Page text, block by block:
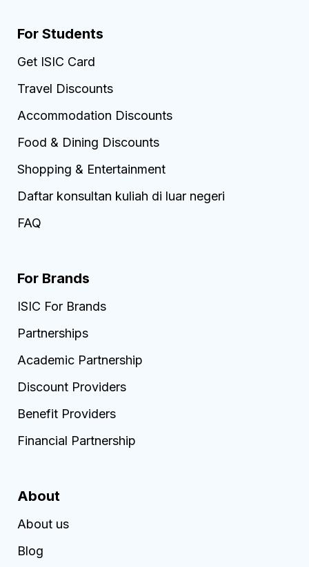
For Students
Get ISIC Card
Travel Discounts
Accommodation Discounts
Food & Dining Discounts
Shopping & Entertainment
Daftar konsultan kuliah di luar negeri
FAQ
For Brands
ISIC For Brands
Partnerships
Academic Partnership
Discount Providers
Benefit Providers
Financial Partnership
About
About us
Blog